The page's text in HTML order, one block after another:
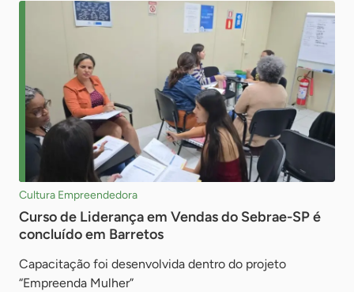
Cultura Empreendedora
Curso de Liderança em Vendas do Sebrae-SP é
concluído em Barretos
Capacitação foi desenvolvida dentro do projeto
“Empreenda Mulher”